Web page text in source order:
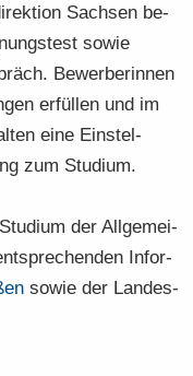
Sach­sen be­
sowie
Be­wer­be­rin­nen
er­fül­len und im
eine Ein­stel­
zum Stu­di­um.
der All­ge­mei­
In­for­
sowie der Lan­des­